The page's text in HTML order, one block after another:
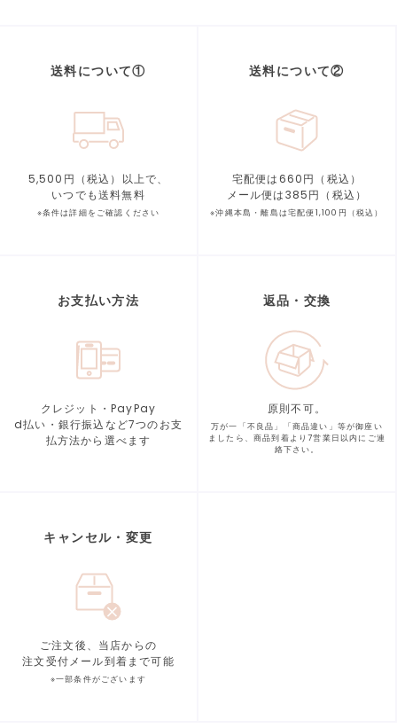
送料について①
5,500円（税込）以上で、
いつでも送料無料
※条件は詳細をご確認ください
送料について②
宅配便は660円（税込）
メール便は385円（税込）
※沖縄本島・離島は宅配便1,100円（税込）
お支払い方法
クレジット・PayPay
d払い・銀行振込など7つのお支
払方法から選べます
返品・交換
原則不可。
万が一「不良品」「商品違い」等が御座い
ましたら、商品到着より7営業日以内にご連
絡下さい。
キャンセル・変更
ご注文後、当店からの
注文受付メール到着まで可能
※一部条件がございます